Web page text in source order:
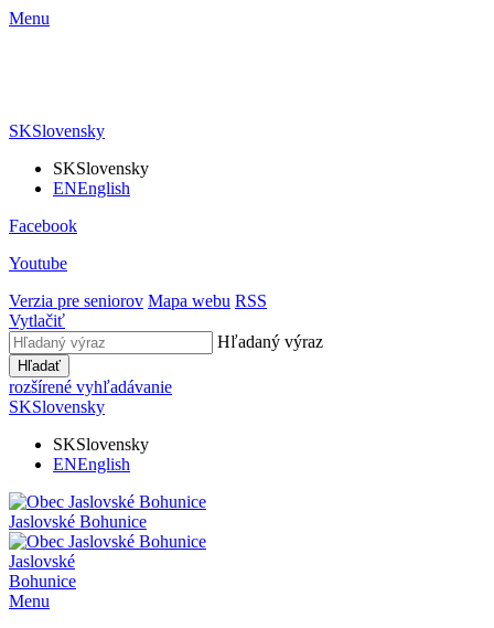
Menu
SKSlovensky
SKSlovensky
ENEnglish
Facebook
Youtube
Verzia pre seniorov Mapa webu RSS
Vytlačiť
Hľadaný výraz
Hľadať
rozšírené vyhľadávanie
SKSlovensky
SKSlovensky
ENEnglish
Jaslovské Bohunice
Jaslovské
Bohunice
Menu